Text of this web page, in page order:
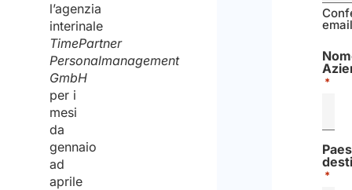
l’agenzia
interinale
TimePartner
Personalmanagement
GmbH
per i
mesi
da
gennaio
ad
aprile
email
*
*